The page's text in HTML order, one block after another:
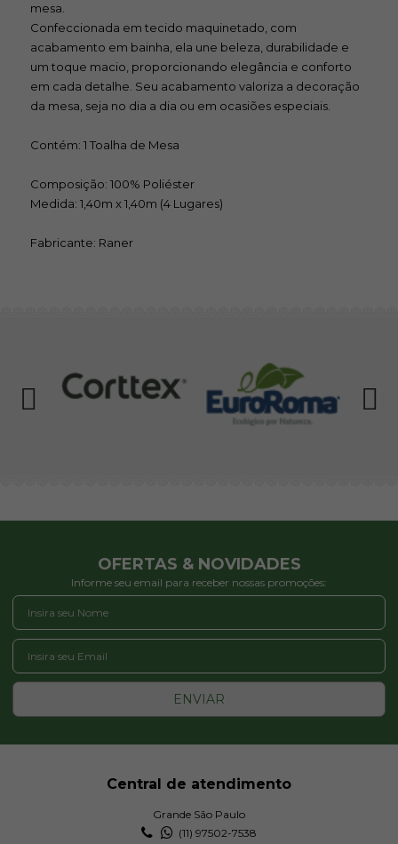
mesa.
Confeccionada em tecido maquinetado, com
acabamento em bainha, ela une beleza, durabilidade e
um toque macio, proporcionando elegância e conforto
em cada detalhe. Seu acabamento valoriza a decoração
da mesa, seja no dia a dia ou em ocasiões especiais.
Contém: 1 Toalha de Mesa
Composição: 100% Poliéster
Medida: 1,40m x 1,40m (4 Lugares)
Fabricante: Raner
OFERTAS & NOVIDADES
Informe seu email para receber nossas promoções:
ENVIAR
Central de atendimento
Grande São Paulo
(11) 97502-7538